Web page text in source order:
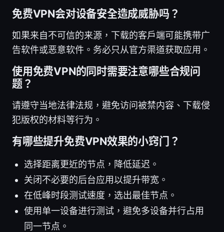
免费VPN会对设备安全造成威胁吗？
如果来自不可信的来源，下载的客户端可能携带广
告软件或恶意软件。务必只从官方渠道获取应用。
使用免费VPN的同时需要注意哪些合规问
题？
请遵守当地法律法规，避免访问被禁内容、下载侵
犯版权的材料等行为。
有哪些提升免费VPN效果的小窍门？
选择距离更近的节点，降低延迟。
关闭不必要的后台应用以提升带宽。
在低峰时段测试速度，选出最佳节点。
使用单一设备进行测试，避免多设备并行占用
同一节点。